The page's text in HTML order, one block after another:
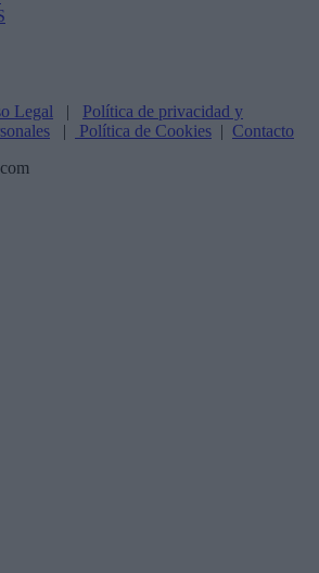
Legal | Política de privacidad y
| Política de Cookies | Contacto